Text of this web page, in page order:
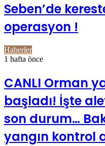
Seben’de
operasyon !
Haberler
1 hafta önce
CANLI Orman
başladı! İşte
son durum…
yangın kontrol